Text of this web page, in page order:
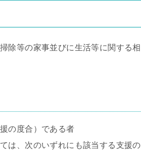
除等の家事並びに生活等に関する相
の度合）である者
は、次のいずれにも該当する支援の